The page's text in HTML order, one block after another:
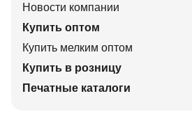
Новости компании
Купить оптом
Купить мелким оптом
Купить в розницу
Печатные каталоги